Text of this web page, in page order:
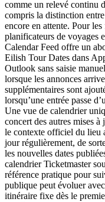
comme un relevé continu
compris la distinction
encore en attente. Pour
planificateurs de voyages
Calendar Feed offre un
Eilish Tour Dates dans
Outlook sans saisie
lorsque les annonces
supplémentaires sont
lorsqu’une entrée passe
Une vue de calendrier
concert des autres mises
le contexte officiel du lieu
jour régulièrement, de
les nouvelles dates
calendrier Ticketmaster
référence pratique pour
publique peut évoluer
itinéraire fixe dès le